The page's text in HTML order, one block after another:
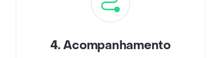
4.Acompanhamento